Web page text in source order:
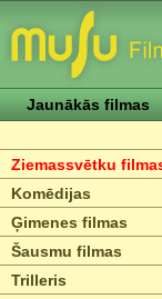
Jaunākās filmas
Ziemassvētku
Komēdijas
Ģimenes filmas
Šausmu filmas
Trilleris